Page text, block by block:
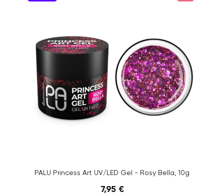
PALU Princess Art UV/LED Gel - Rosy Bella, 10g
7,95 €